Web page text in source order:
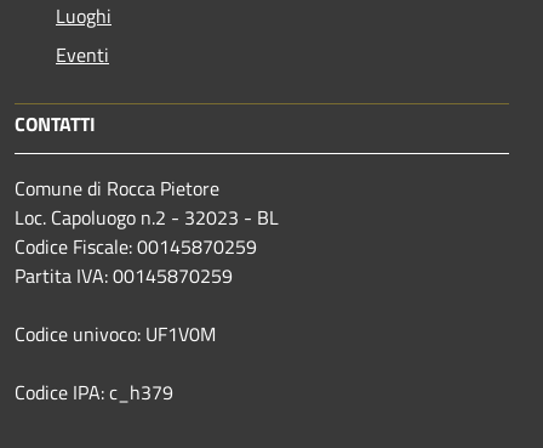
Luoghi
Eventi
CONTATTI
Comune di Rocca Pietore
Loc. Capoluogo n.2 - 32023 - BL
Codice Fiscale: 00145870259
Partita IVA: 00145870259
Codice univoco: UF1V0M
Codice IPA: c_h379